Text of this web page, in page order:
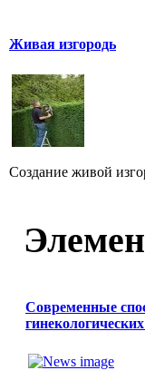
Живая изгородь
Создание живой
Современные